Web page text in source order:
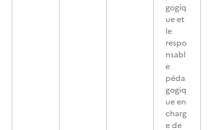
gogiq
ue et
le
respo
nsabl
e
péda
gogiq
ue en
charg
e de